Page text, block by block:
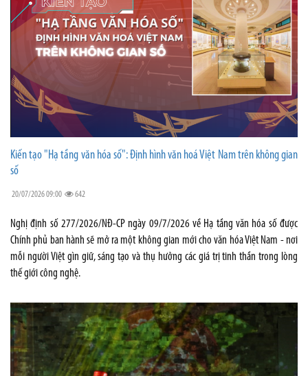
Kiến tạo "Hạ tầng văn hóa số": Định hình văn hoá Việt Nam trên không gian
số
20/07/2026 09:00 642
Nghị định số 277/2026/NĐ-CP ngày 09/7/2026 về Hạ tầng văn hóa số được
Chính phủ ban hành sẽ mở ra một không gian mới cho văn hóa Việt Nam - nơi
mỗi người Việt gìn giữ, sáng tạo và thụ hưởng các giá trị tinh thần trong lòng
thế giới công nghệ.